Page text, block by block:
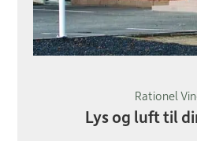
Rationel
Lys og luft til